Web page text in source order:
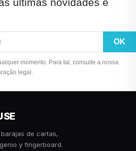
momento. Para tal, consulte a nossa
legal.
de cartas,
y fingerboard.